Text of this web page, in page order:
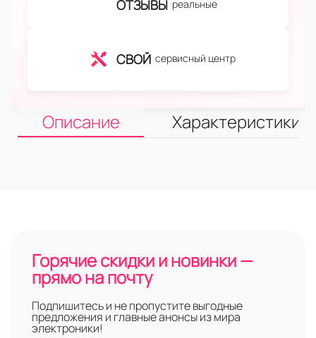
ОТЗЫВЫ реальные
СВОЙ сервисный центр
Описание Характеристики
Горячие скидки и новинки —
прямо на почту
Подпишитесь и не пропустите выгодные
предложения и главные анонсы из мира
электроники!